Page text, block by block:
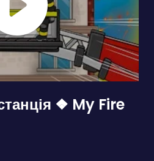
❖ My Fire